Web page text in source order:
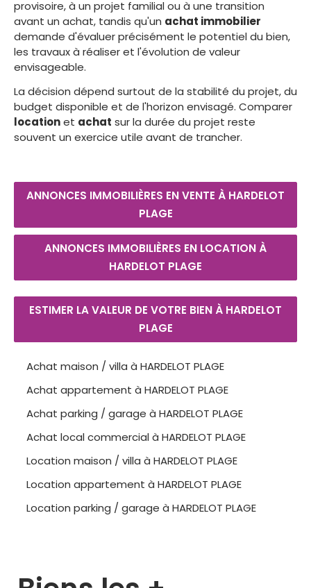
provisoire, à un projet familial ou à une transition
avant un achat, tandis qu'un achat immobilier
demande d'évaluer précisément le potentiel du bien,
les travaux à réaliser et l'évolution de valeur
envisageable.
La décision dépend surtout de la stabilité du projet, du
budget disponible et de l'horizon envisagé. Comparer
locationet achat sur la durée du projet reste
souvent un exercice utile avant de trancher.
ANNONCES IMMOBILIÈRES EN VENTE À HARDELOT
PLAGE
ANNONCES IMMOBILIÈRES EN LOCATION À
HARDELOT PLAGE
ESTIMER LA VALEUR DE VOTRE BIEN À HARDELOT
PLAGE
Achat maison / villa à HARDELOT PLAGE
Achat appartement à HARDELOT PLAGE
Achat parking / garage à HARDELOT PLAGE
Achat local commercial à HARDELOT PLAGE
Location maison / villa à HARDELOT PLAGE
Location appartement à HARDELOT PLAGE
Location parking / garage à HARDELOT PLAGE